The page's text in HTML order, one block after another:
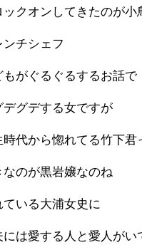
クオンしてきたのが小
チシェフ
がぐるぐるするお話で
グデする女ですが
代から惚れてる竹下君
のが黒岩嬢なのね
いる大浦女史に
は愛する人と愛人が